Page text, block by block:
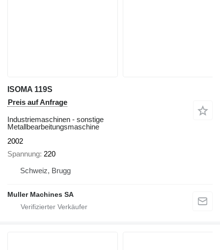
ISOMA 119S
Preis auf Anfrage
Industriemaschinen - sonstige
Metallbearbeitungsmaschine
2002
Spannung 220
Schweiz, Brugg
Muller Machines SA